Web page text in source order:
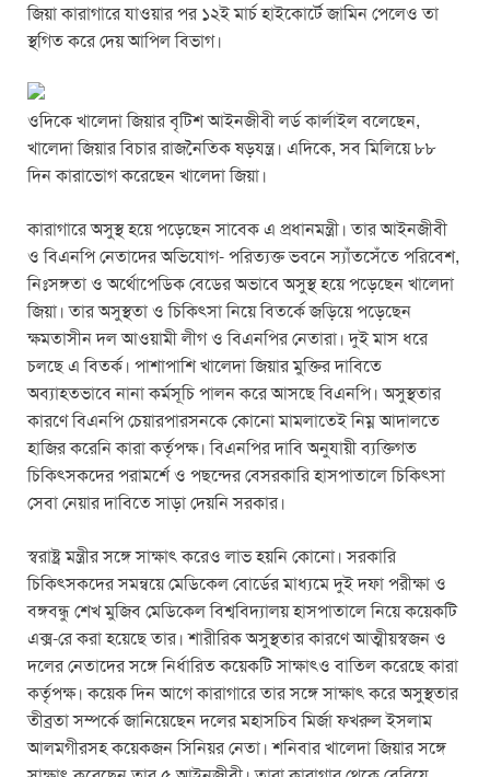
জিয়া কারাগারে যাওয়ার পর ১২ই মার্চ হাইকোর্টে জামিন পেলেও তা
স্থগিত করে দেয় আপিল বিভাগ।
ওদিকে খালেদা জিয়ার বৃটিশ আইনজীবী লর্ড কার্লাইল বলেছেন,
খালেদা জিয়ার বিচার রাজনৈতিক ষড়যন্ত্র। এদিকে, সব মিলিয়ে ৮৮
দিন কারাভোগ করেছেন খালেদা জিয়া।
কারাগারে অসুস্থ হয়ে পড়েছেন সাবেক এ প্রধানমন্ত্রী। তার আইনজীবী
ও বিএনপি নেতাদের অভিযোগ- পরিত্যক্ত ভবনে স্যাঁতসেঁতে পরিবেশ,
নিঃসঙ্গতা ও অর্থোপেডিক বেডের অভাবে অসুস্থ হয়ে পড়েছেন খালেদা
জিয়া। তার অসুস্থতা ও চিকিৎসা নিয়ে বিতর্কে জড়িয়ে পড়েছেন
ক্ষমতাসীন দল আওয়ামী লীগ ও বিএনপির নেতারা। দুই মাস ধরে
চলছে এ বিতর্ক। পাশাপাশি খালেদা জিয়ার মুক্তির দাবিতে
অব্যাহতভাবে নানা কর্মসূচি পালন করে আসছে বিএনপি। অসুস্থতার
কারণে বিএনপি চেয়ারপারসনকে কোনো মামলাতেই নিম্ন আদালতে
হাজির করেনি কারা কর্তৃপক্ষ। বিএনপির দাবি অনুযায়ী ব্যক্তিগত
চিকিৎসকদের পরামর্শে ও পছন্দের বেসরকারি হাসপাতালে চিকিৎসা
সেবা নেয়ার দাবিতে সাড়া দেয়নি সরকার।
স্বরাষ্ট্র মন্ত্রীর সঙ্গে সাক্ষাৎ করেও লাভ হয়নি কোনো। সরকারি
চিকিৎসকদের সমন্বয়ে মেডিকেল বোর্ডের মাধ্যমে দুই দফা পরীক্ষা ও
বঙ্গবন্ধু শেখ মুজিব মেডিকেল বিশ্ববিদ্যালয় হাসপাতালে নিয়ে কয়েকটি
এক্স-রে করা হয়েছে তার। শারীরিক অসুস্থতার কারণে আত্মীয়স্বজন ও
দলের নেতাদের সঙ্গে নির্ধারিত কয়েকটি সাক্ষাৎও বাতিল করেছে কারা
কর্তৃপক্ষ। কয়েক দিন আগে কারাগারে তার সঙ্গে সাক্ষাৎ করে অসুস্থতার
তীব্রতা সম্পর্কে জানিয়েছেন দলের মহাসচিব মির্জা ফখরুল ইসলাম
আলমগীরসহ কয়েকজন সিনিয়র নেতা। শনিবার খালেদা জিয়ার সঙ্গে